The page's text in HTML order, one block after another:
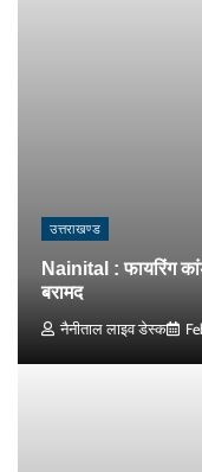
उत्तराखण्ड
Nainital : फायरिंग
बरामद
नैनीताल लाइव डेस्क